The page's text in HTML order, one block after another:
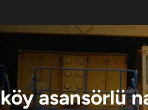
asansörlü